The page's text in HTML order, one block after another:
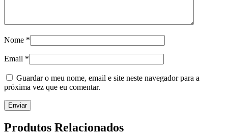
Nome *
Email *
Guardar o meu nome, email e site neste navegador para a
próxima vez que eu comentar.
Produtos Relacionados